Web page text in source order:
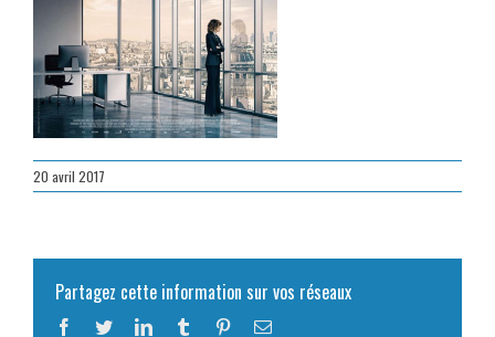
20 avril 2017
Partagez cette information sur vos réseaux
Facebook
TwitterLinkedInTumblr PinterestEmail